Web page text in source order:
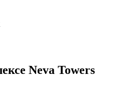
Neva Towers